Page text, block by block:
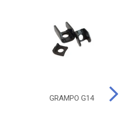
GRAMPO G14